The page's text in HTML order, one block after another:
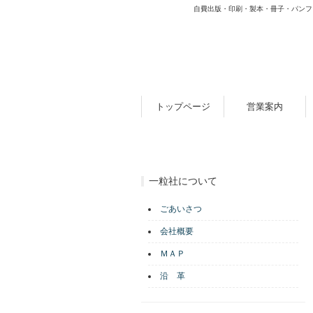
自費出版・印刷・製本・冊子・パン
トップページ 営業案内
一粒社について
ごあいさつ
会社概要
ＭＡＰ
沿 革